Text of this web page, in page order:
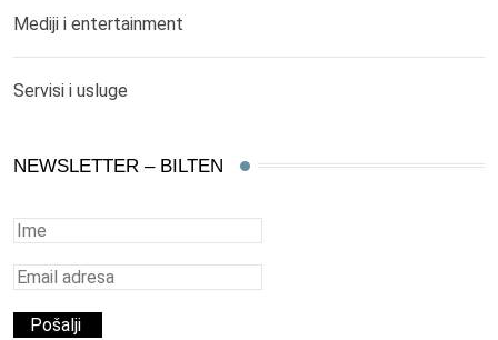
Mediji i entertainment
Servisi i usluge
NEWSLETTER – BILTEN